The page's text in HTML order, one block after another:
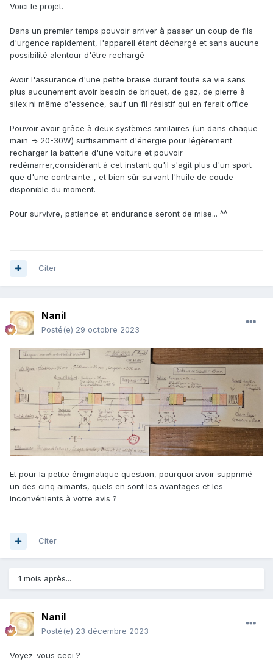
Voici le projet.
Dans un premier temps pouvoir arriver à passer un coup de fils
d'urgence rapidement, l'appareil étant déchargé et sans aucune
possibilité alentour d'être rechargé
Avoir l'assurance d'une petite braise durant toute sa vie sans
plus aucunement avoir besoin de briquet, de gaz, de pierre à
silex ni même d'essence, sauf un fil résistif qui en ferait office
Pouvoir avoir grâce à deux systèmes similaires (un dans chaque
main => 20-30W) suffisamment d'énergie pour légèrement
recharger la batterie d'une voiture et pouvoir
redémarrer,considérant à cet instant qu'il s'agit plus d'un sport
que d'une contrainte.., et bien sûr suivant l'huile de coude
disponible du moment.
Pour survivre, patience et endurance seront de mise... ^^
Citer
Nanil
Posté(e) 29 octobre 2023
Et pour la petite énigmatique question, pourquoi avoir supprimé
un des cinq aimants, quels en sont les avantages et les
inconvénients à votre avis ?
Citer
1 mois après...
Nanil
Posté(e) 23 décembre 2023
Voyez-vous ceci ?